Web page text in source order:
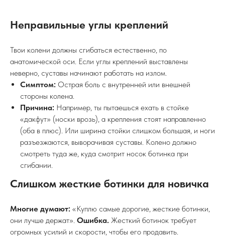
ОБОРУДОВАНИЕ, КОТОРОЕ
ПРИЧИНЯЕТ БОЛЬ
Иногда твоя биомеханика сноубординга страдает не из-за
настроенный стафф может пытать тебя часами.
Неправильные углы креплений